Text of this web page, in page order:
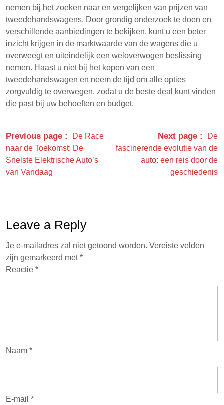
nemen bij het zoeken naar en vergelijken van prijzen van
tweedehandswagens. Door grondig onderzoek te doen en
verschillende aanbiedingen te bekijken, kunt u een beter
inzicht krijgen in de marktwaarde van de wagens die u
overweegt en uiteindelijk een weloverwogen beslissing
nemen. Haast u niet bij het kopen van een
tweedehandswagen en neem de tijd om alle opties
zorgvuldig te overwegen, zodat u de beste deal kunt vinden
die past bij uw behoeften en budget.
Previous page
De Race
naar de Toekomst: De
Snelste Elektrische Auto’s
van Vandaag
Next page
De
fascinerende evolutie van de
auto: een reis door de
geschiedenis
Leave a Reply
Je e-mailadres zal niet getoond worden. Vereiste velden
zijn gemarkeerd met*
Reactie *
Naam *
E-mail *